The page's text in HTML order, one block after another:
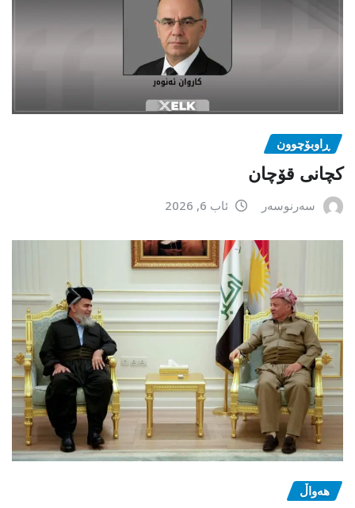
ڕاوبۆچوون
کچانی قۆچان
سەرنوسەر ئاب 6, 2026
هەواڵ